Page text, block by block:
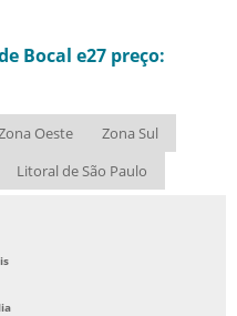
Bocal e27 preço:
Oeste
Zona Sul
Litoral de São Paulo